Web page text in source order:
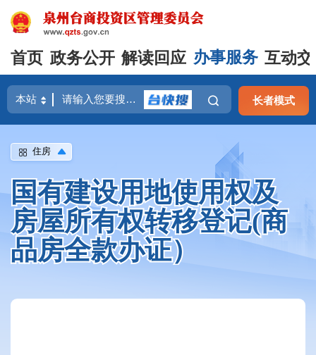
首页 政务公开 解读回应 办事服务 互动
长者模式
住房
国有建设用地使用权及
房屋所有权转移登记(商
品房全款办证）